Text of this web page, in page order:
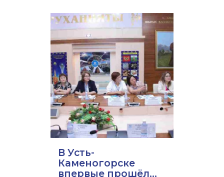
В Усть-
Каменогорске
впервые прошёл